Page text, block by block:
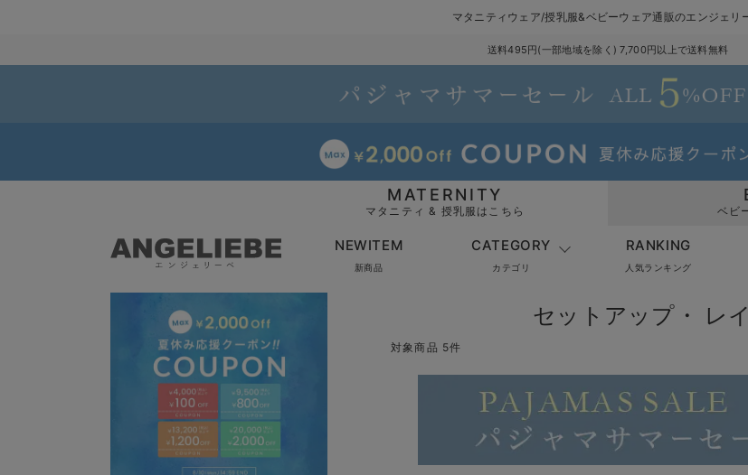
マタニティウェア/授乳服&ベビーウェア通販のエンジェリ
送料495円(一部地域を除く) 7,700円以上で送料無料
MATERNITY
マタニティ & 授乳服はこちら ベビ
NEWITEM
新商品
CATEGORY
カテゴリ
RANKING
人気ランキング
セットアップ・ レ
対象商品 5件